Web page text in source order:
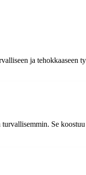
ja tehokkaaseen
Se